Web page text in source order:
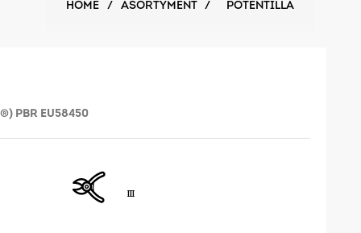
HOME / ASORTYMENT / POTENTILLA
PBR EU58450
III